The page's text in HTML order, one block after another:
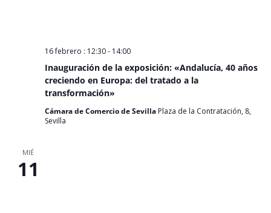
Inauguración de la exposición: «Andalucía, 40 años
creciendo en Europa: del tratado a la
transformación»
16 febrero : 12:30- 14:00
Cámara de Comercio de Sevilla Plaza de la Contratación, 8,
Sevilla
MIÉ
11